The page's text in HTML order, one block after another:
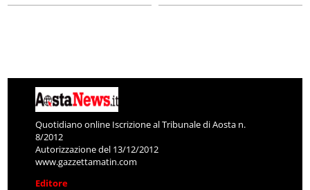
Quotidiano online Iscrizione al Tribunale di Aosta n.
8/2012
Autorizzazione del 13/12/2012
www.gazzettamatin.com
Editore